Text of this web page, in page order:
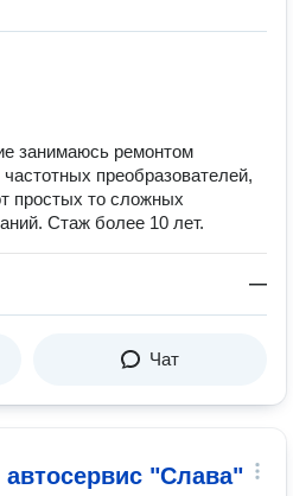
занимаюсь ремонтом
преобразователей,
простых то сложных
Стаж более 10 лет.
—
Чат
автосервиc "Слава"